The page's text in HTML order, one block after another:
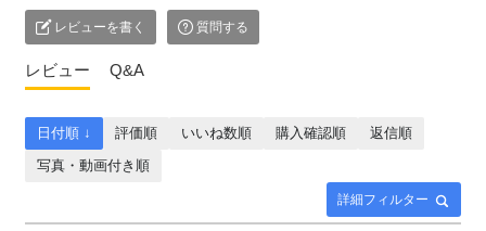
レビューを書く 質問する
レビュー Q&A
詳細フィルター
日付順 ↓ 評価順 いいね数順 購入確認順
返信順
写真・動画付き順